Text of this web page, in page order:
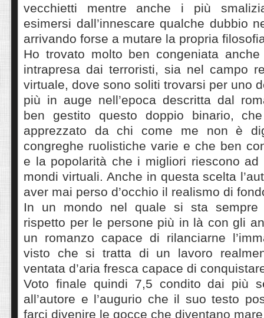
vecchietti mentre anche i più
esimersi dall’innescare qualche dubbio
arrivando forse a mutare la propria
Ho trovato molto ben congeniata
intrapresa dai terroristi, sia nel campo
virtuale, dove sono soliti trovarsi per uno
più in auge nell’epoca descritta dal
ben gestito questo doppio binario,
apprezzato da chi come me non è
congreghe ruolistiche varie e che ben
e la popolarità che i migliori riescono ad
mondi virtuali. Anche in questa scelta
aver mai perso d’occhio il realismo di
In un mondo nel quale si sta sempre
rispetto per le persone più in là con gli
un romanzo capace di rilanciarne
visto che si tratta di un lavoro
ventata d’aria fresca capace di
Voto finale quindi 7,5 condito dai più
all’autore e l’augurio che il suo testo
farci divenire le gocce che diventano